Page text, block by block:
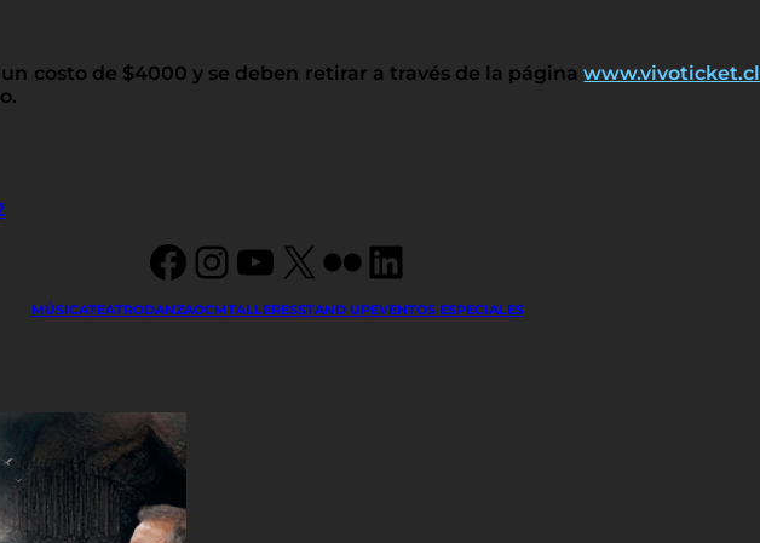
costo de $4000 y se deben retirar a través de la páginawww.vivoticket.cl
Facebook
Instagram
YouTube
X FlickrLinkedIn
MÚSICATEATRODANZAOCMTALLERESSTAND UPEVENTOS ESPECIALES